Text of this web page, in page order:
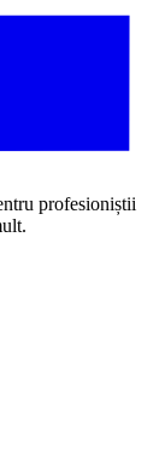
profesioniștii